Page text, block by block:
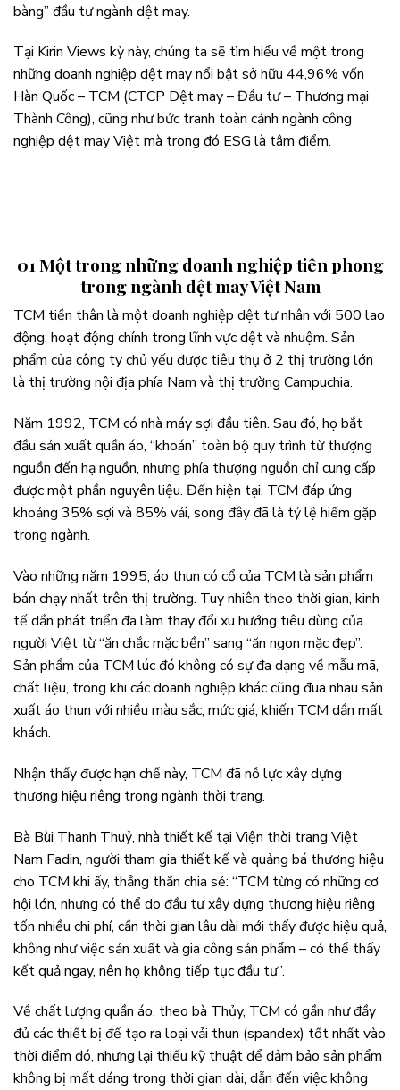
bàng” đầu tư ngành dệt may.
Tại Kirin Views kỳ này, chúng ta sẽ tìm hiểu về một trong
những doanh nghiệp dệt may nổi bật sở hữu 44,96% vốn
Hàn Quốc – TCM (CTCP Dệt may – Đầu tư – Thương mại
Thành Công), cũng như bức tranh toàn cảnh ngành công
nghiệp dệt may Việt mà trong đó ESG là tâm điểm.
01 Một trong những doanh nghiệp tiên phong
trong ngành dệt may Việt Nam
TCM tiền thân là một doanh nghiệp dệt tư nhân với 500 lao
động, hoạt động chính trong lĩnh vực dệt và nhuộm. Sản
phẩm của công ty chủ yếu được tiêu thụ ở 2 thị trường lớn
là thị trường nội địa phía Nam và thị trường Campuchia.
Năm 1992, TCM có nhà máy sợi đầu tiên. Sau đó, họ bắt
đầu sản xuất quần áo, “khoán” toàn bộ quy trình từ thượng
nguồn đến hạ nguồn, nhưng phía thượng nguồn chỉ cung cấp
được một phần nguyên liệu. Đến hiện tại, TCM đáp ứng
khoảng 35% sợi và 85% vải, song đây đã là tỷ lệ hiếm gặp
trong ngành.
Vào những năm 1995, áo thun có cổ của TCM là sản phẩm
bán chạy nhất trên thị trường. Tuy nhiên theo thời gian, kinh
tế dần phát triển đã làm thay đổi xu hướng tiêu dùng của
người Việt từ “ăn chắc mặc bền” sang “ăn ngon mặc đẹp”.
Sản phẩm của TCM lúc đó không có sự đa dạng về mẫu mã,
chất liệu, trong khi các doanh nghiệp khác cũng đua nhau sản
xuất áo thun với nhiều màu sắc, mức giá, khiến TCM dần mất
khách.
Nhận thấy được hạn chế này, TCM đã nỗ lực xây dựng
thương hiệu riêng trong ngành thời trang.
Bà Bùi Thanh Thuỷ, nhà thiết kế tại Viện thời trang Việt
Nam Fadin, người tham gia thiết kế và quảng bá thương hiệu
cho TCM khi ấy, thẳng thắn chia sẻ: “TCM từng có những cơ
hội lớn, nhưng có thể do đầu tư xây dựng thương hiệu riêng
tốn nhiều chi phí, cần thời gian lâu dài mới thấy được hiệu quả,
không như việc sản xuất và gia công sản phẩm – có thể thấy
kết quả ngay, nên họ không tiếp tục đầu tư”.
Về chất lượng quần áo, theo bà Thủy, TCM có gần như đầy
đủ các thiết bị để tạo ra loại vải thun (spandex) tốt nhất vào
thời điểm đó, nhưng lại thiếu kỹ thuật để đảm bảo sản phẩm
không bị mất dáng trong thời gian dài, dẫn đến việc không